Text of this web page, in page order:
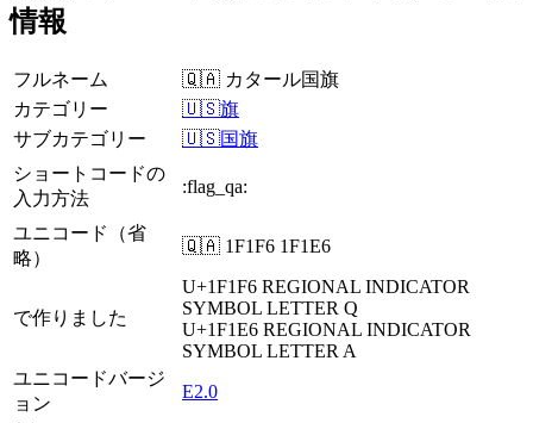
情報
フルネーム
🇶🇦 カタール国旗
カテゴリー
🇺🇸旗
サブカテゴリー
🇺🇸国旗
ショートコードの
入力方法
:flag_qa:
ユニコード（省
略）
🇶🇦 1F1F6 1F1E6
で作りました
U+1F1F6 REGIONAL INDICATOR
SYMBOL LETTER Q
U+1F1E6 REGIONAL INDICATOR
SYMBOL LETTER A
ユニコードバージ
ョン
E2.0